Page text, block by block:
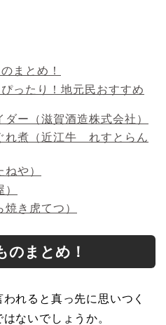
まとめ！
ったり！地元民おすすめ
ー（滋賀酒造株式会社）
煮（近江牛 れすとらん
や）
き虎てつ）
のまとめ！
れると真っ先に思いつく
ないでしょうか。